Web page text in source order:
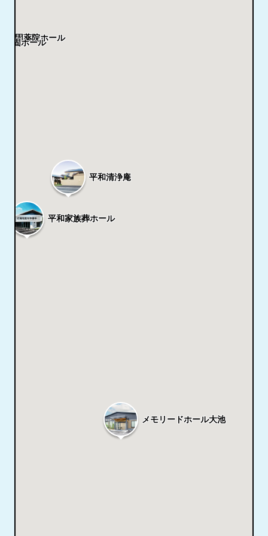
警固薬院ホール
警固ホール
平和清浄庵
平和家族葬ホール
メモリードホール大池